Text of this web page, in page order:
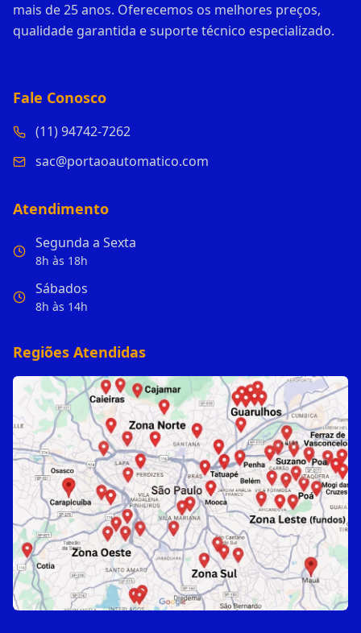
mais de 25 anos. Oferecemos os melhores preços,
qualidade garantida e suporte técnico especializado.
Fale Conosco
(11) 94742-7262
sac@portaoautomatico.com
Atendimento
Segunda a Sexta
8h às 18h
Sábados
8h às 14h
Regiões Atendidas